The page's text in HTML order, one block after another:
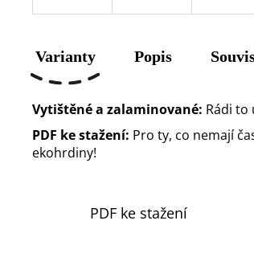
Varianty Popis
Vytištěné a zalaminované: Rádi to
PDF ke stažení: Pro ty, co nemají
ekohrdiny!
PDF ke stažení